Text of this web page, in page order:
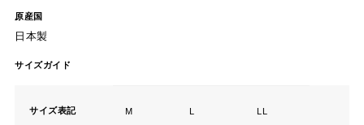
原産国
日本製
サイズガイド
サイズ表記 M L LL